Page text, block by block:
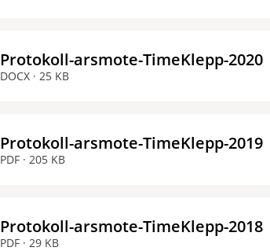
Protokoll-arsmote-TimeKlepp-2020
DOCX · 25 KB
Protokoll-arsmote-TimeKlepp-2019
PDF · 205 KB
Protokoll-arsmote-TimeKlepp-2018
PDF · 29 KB